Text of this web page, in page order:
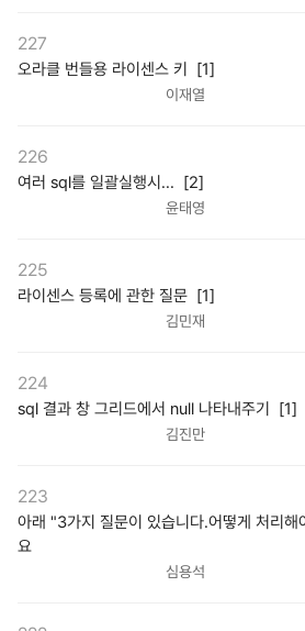
227
오라클 번들용 라이센스 키 [1]
이재열
226
여러 sql를 일괄실행시... [2]
윤태영
225
라이센스 등록에 관한 질문 [1]
김민재
224
sql 결과 창 그리드에서 null 나타내주기 [1]
김진만
223
아래 "3가지 질문이 있습니다.어떻게 처리해
요
심용석